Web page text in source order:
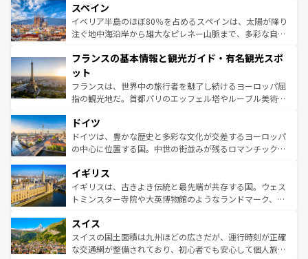
ろん、トスカーナの美しい田園風景やアマルフィ海岸の絶
景など、自然景観も見逃せない。観光の合間には、本場の
ピザやパスタなど、絶品のイタリア料理を堪能することも
ませてくれるイタリアで、忘れられない旅をしてみよう！
なお、新着のイタリア情報は
しい。
スペイン
イベリア半島のほぼ80％を占めるスペインは、太陽が降り
注ぐ地中海沿岸から雄大なピレネー山脈まで、多彩な自然
文化が根付くこの国では、情熱的なフラメンコ、熱気あふ
れる闘牛、そして美味しいタパスが生活の一部となってい
る。首都マドリードの洗練された雰囲気や、バルセロナの
アートに溢れた街角から、地方では古代ローマ遺跡や中世
せる。地方によって風土や気候が異なるスペインはその個
性で訪れる人を魅了する。 なお、新着のスペイン情報は コ
ンテンツ一覧を参照してほしい。
フランスの基本情報と観光ガイド・有名観光スポ
ット
フランスは、世界中の旅行者を魅了し続けるヨーロッパ屈
指の観光地だ。首都パリのエッフェル塔やルーブル美術館
で、幅広い魅力が詰まっている。華麗な宮殿、歴史的な大
聖堂、美しいビーチ、そして豊かな自然が、訪れる者を心
から魅了する。また、フランスは美食の国としても知ら
いる。シャンパンの発祥地であるランス、プロヴァンスの
香り高いラベンダー畑など、多彩な楽しみ方が可能だ。さ
らに、パリ以外の地域にも魅力が溢れており、どの街角に
れる地方に足を運ぶとそれぞれで全く異なる文化を体験で
きるだろう。 なお、新着のフランス情報はコンテンツ一覧
を参照してほしい。
ドイツ
ドイツは、豊かな歴史と多彩な文化が交差するヨーロッパ
の中心に位置する国。中世の街並みが残るロマンチック街
顔を持つこの国は、どこを歩いても飽きることがない。ベ
ルリンの文化的活気、バイエルン州のアルプスの絶景、そ
してライン川沿いのワイン畑といった風景は必見。ビール
は、お酒好きな人にはぜひ体験してほしい。 なお、新着の
ドイツ情報はコンテンツ一覧を参照してほしい。
イギリス
イギリスは、古きよき伝統と最先端が共存する国。ウェス
トミンスター寺院や大英博物館のようなランドマーク、歴
リアごとに異なる魅力がある。また、優雅なアフタヌーン
ティー、ビール好きにはたまらない英国パブ、サッカー観
戦など、本場だからこそできる体験も豊富。イギリスを旅
スイス
スイスの国土面積は九州ほどの広さだが、運行時刻が正確
な交通網が整備されており、初心者でも安心して個人旅行